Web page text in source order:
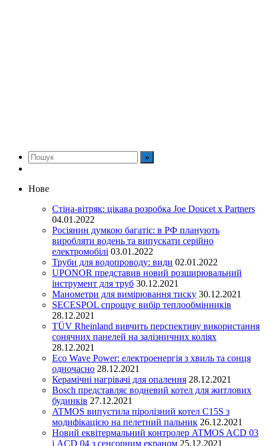
Нове
Стіна-вітряк: цікава розробка Joe Doucet x Partners
04.01.2022
Росіянин думкою багатіє: в РФ планують
виробляти водень та випускати серійно
електромобілі 03.01.2022
Труби для водопроводу: види 02.01.2022
UPONOR представив новий розширювальний
інструмент для труб 30.12.2021
Манометри для вимірювання тиску 30.12.2021
SECESPOL спрощує вибір теплообмінників
28.12.2021
TÜV Rheinland вивчить перспективу використання
сонячних панелей на залізничних коліях
28.12.2021
Eco Wave Power: електроенергія з хвиль та сонця
одночасно 28.12.2021
Керамічні нагрівачі для опалення 28.12.2021
Bosch представляє водневий котел для житлових
будинків 27.12.2021
ATMOS випустила піролізний котел C15S з
модифікацією на пелетний пальник 26.12.2021
Новий еквітермальний контролер ATMOS ACD 03
і ACD 04 з сенсорним екраном 25.12.2021